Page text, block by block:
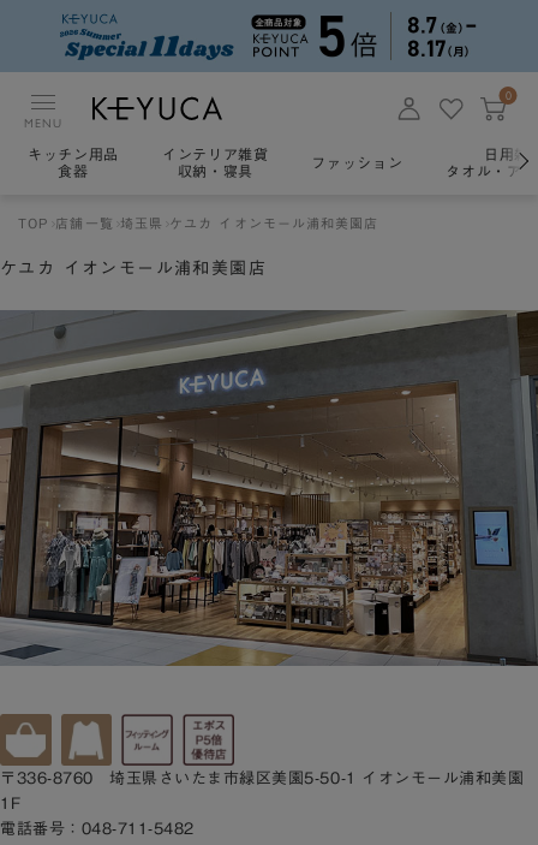
MENU
0
キッチン用品
食器
インテリア雑貨
収納・寝具
ファッション
日用雑
タオル・ア
TOP 店舗一覧 埼玉県 ケユカ イオンモール浦和美園店
ケユカ イオンモール浦和美園店
〒336-8760 埼玉県さいたま市緑区美園5-50-1 イオンモール浦和美園
1F
電話番号：048-711-5482